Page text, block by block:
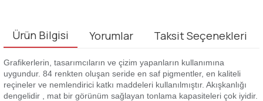
Ürün Bilgisi Yorumlar Taksit Seçenekleri
Grafikerlerin, tasarımcıların ve çizim yapanların kullanımına
uygundur. 84 renkten oluşan seride en saf pigmentler, en kaliteli
reçineler ve nemlendirici katkı maddeleri kullanılmıştır. Akışkanlığı
dengelidir , mat bir görünüm sağlayan tonlama kapasiteleri çok iyidir.